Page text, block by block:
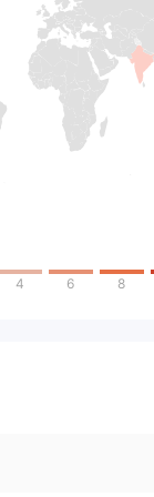
4 6 8